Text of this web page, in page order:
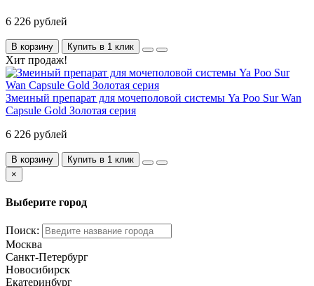
6 226 рублей
В корзину Купить в 1 клик
Хит продаж!
Змеиный препарат для мочеполовой системы Ya Poo Sur Wan
Capsule Gold Золотая серия
6 226 рублей
В корзину
Купить в 1 клик
×
Выберите город
Поиск:
Москва
Санкт-Петербург
Новосибирск
Екатеринбург